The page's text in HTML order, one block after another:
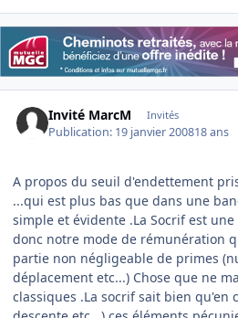
Invité MarcM Invités
Publication: 19 janvier 200818 ans
A propos du seuil d'endettement
...qui est plus bas que dans une
simple et évidente .La Socrif est
donc notre mode de rémunération
partie non négligeable de primes
déplacement etc...) Chose que ne
classiques .La socrif sait bien qu'en